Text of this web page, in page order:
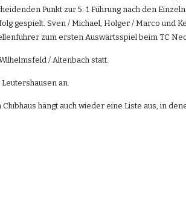
Punkt zur 5: 1 Führung nach den
gespielt. Sven / Michael, Holger / Marco und
zum ersten Auswärtsspiel beim TC
/ Altenbach statt.
an.
hängt auch wieder eine Liste aus, in